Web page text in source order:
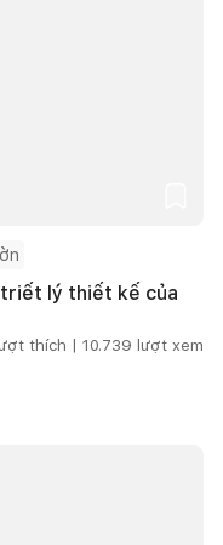
lý thiết kế của
thích | 10.739 lượt xem